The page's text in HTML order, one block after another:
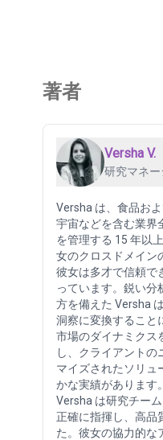
著者
Versha V.
研究マネー
Versha は、食品お
宇宙などを含む業界
を管理する 15 年以
女のクロスドメイン
彼女は多才で信頼で
っています。鋭い分
方を備えた Versha
洞察に変換すること
市場のダイナミクス
し、クライアントの
マイズされたソリュ
かな実績があります
Versha は研究チー
正確に指揮し、高品
た。彼女の協力的な